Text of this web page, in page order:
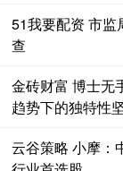
51我要配资 市监
查
金砖财富 博士无
趋势下的独特性
云谷策略 小摩：